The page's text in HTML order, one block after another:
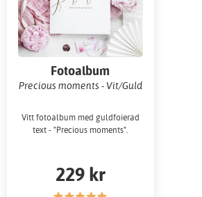
Fotoalbum
Precious moments - Vit/Guld
Vitt fotoalbum med guldfoierad
text - "Precious moments".
229 kr